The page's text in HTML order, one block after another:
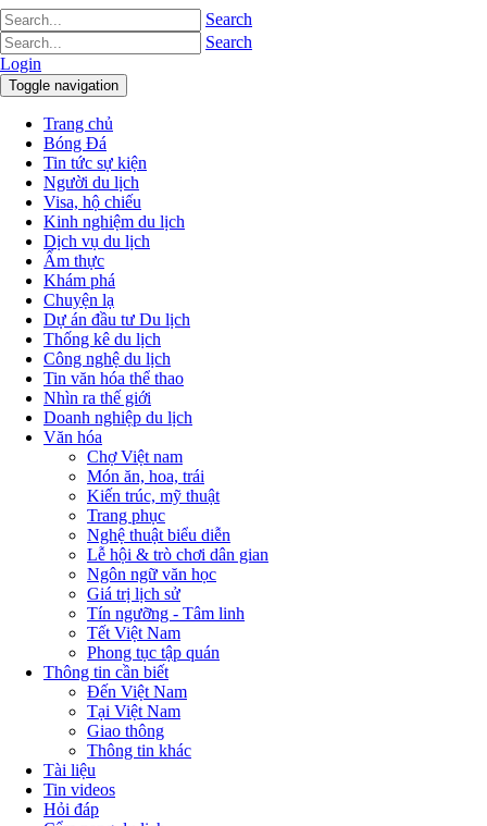
Search
Search
Login
Toggle navigation
Trang chủ
Bóng Đá
Tin tức sự kiện
Người du lịch
Visa, hộ chiếu
Kinh nghiệm du lịch
Dịch vụ du lịch
Ẩm thực
Khám phá
Chuyện lạ
Dự án đầu tư Du lịch
Thống kê du lịch
Công nghệ du lịch
Tin văn hóa thể thao
Nhìn ra thế giới
Doanh nghiệp du lịch
Văn hóa
Chợ Việt nam
Món ăn, hoa, trái
Kiến trúc, mỹ thuật
Trang phục
Nghệ thuật biểu diễn
Lễ hội & trò chơi dân gian
Ngôn ngữ văn học
Giá trị lịch sử
Tín ngưỡng - Tâm linh
Tết Việt Nam
Phong tục tập quán
Thông tin cần biết
Đến Việt Nam
Tại Việt Nam
Giao thông
Thông tin khác
Tài liệu
Tin videos
Hỏi đáp